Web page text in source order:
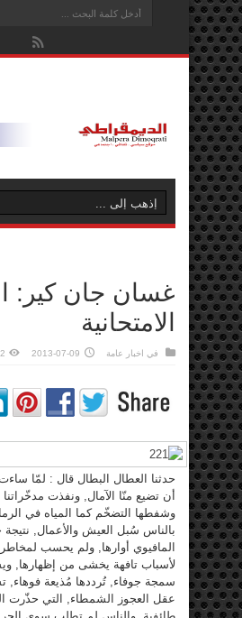
غسان جان كير:
الامتحانية
في اخبار عامة 2013-07-09
حدثنا العطال البطال قال : لمّا
أن تضيع منّا الآمال, ونفذت
وشفطها التضخّم كما المياه في
بالناس سُبل العيش والأعمال,
المافيوي أوارها, ولم يحسب
لأسباب تافهة يخشى من إظهارها,
سمجة جوفاء, تُرددها مُذيعة فوهاء,
عقل العجوز الشمطاء, التي حذّرت